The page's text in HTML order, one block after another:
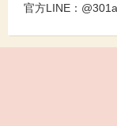
官方LINE：